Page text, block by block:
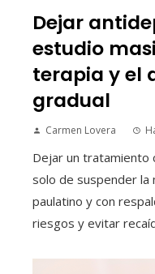
Dejar
estudio
terapia y el
gradual
Carmen Lovera
Dejar un tratamiento
solo de suspender la
paulatino y con
riesgos y evitar